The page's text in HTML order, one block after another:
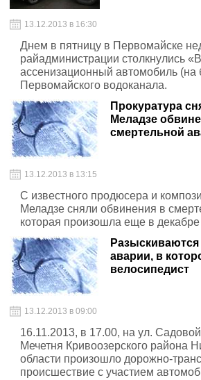
13.12.2013 в 16:30
Днем в пятницу в Первомайске
райадминистрации столкнулись
ассенизационный автомобиль (на
Первомайского водоканала.
Прокуратура
Меладзе
смертельной
13.12.2013 в 13:15
С известного продюсера и
Меладзе сняли обвинения в
которая произошла еще в
Разыскиваются
аварии, в
велосипедист
13.12.2013 в 09:00
16.11.2013, в 17.00, на ул.
Мечетня Кривоозерского района
области произошло дорожно-
происшествие с участием